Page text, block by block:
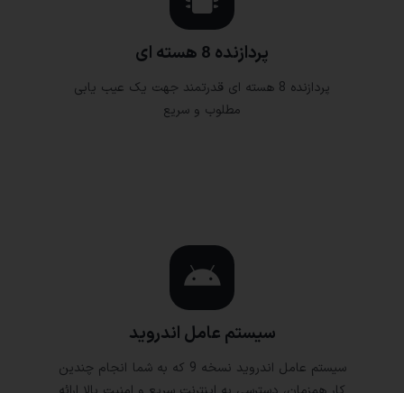
پردازنده 8 هسته ای
پردازنده 8 هسته ای قدرتمند جهت یک عیب یابی
مطلوب و سریع
سیستم عامل اندروید
سیستم عامل اندروید نسخه 9 که به شما انجام چندین